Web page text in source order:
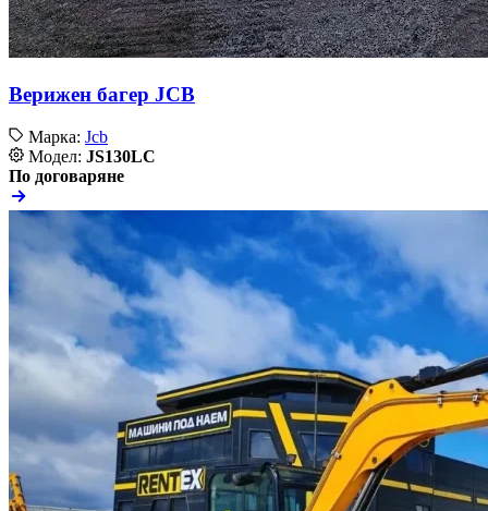
Верижен багер JCB
Марка: Jcb
Модел: JS130LC
По договаряне